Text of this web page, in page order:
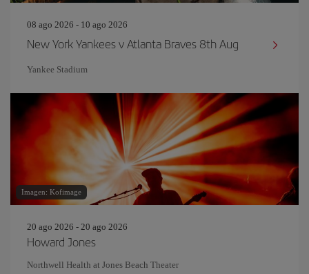
08 ago 2026 - 10 ago 2026
New York Yankees v Atlanta Braves 8th Aug
Yankee Stadium
Imagen: Kofimage
20 ago 2026 - 20 ago 2026
Howard Jones
Northwell Health at Jones Beach Theater